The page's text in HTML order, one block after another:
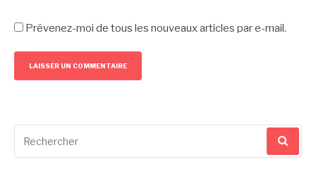
Prévenez-moi de tous les nouveaux articles par e-mail.
pour